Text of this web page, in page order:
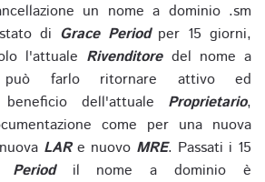
un nome a dominio .sm
di Grace Periodper 15 giorni,
l'attuale Rivenditoredel nome a
può farlo ritornare attivo ed
dell'attuale Proprietario,
come per una nuova
LARe nuovo MRE. Passati i 15
Periodil nome a dominio è